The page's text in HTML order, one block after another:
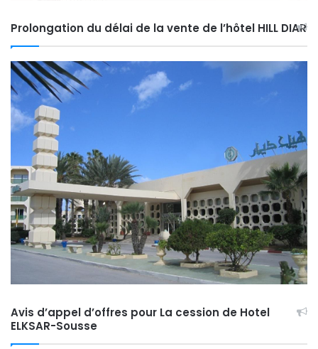
Prolongation du délai de la vente de l’hôtel HILL DIAR
Avis d’appel d’offres pour La cession de Hotel
ELKSAR-Sousse